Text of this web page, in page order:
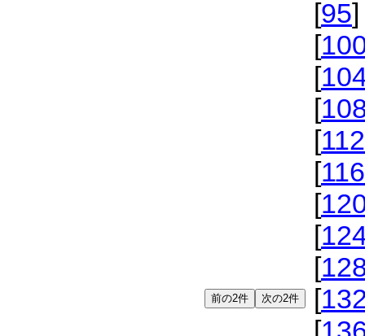
[95]
[
[
[
[112
[116
[
[
[
[